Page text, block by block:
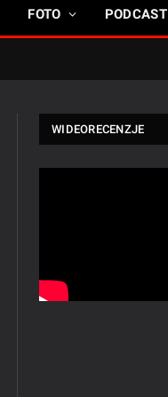
FOTO PODCAST
WIDEORECENZJE